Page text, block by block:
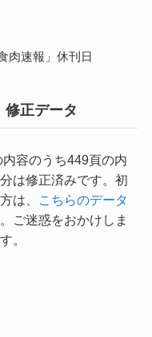
肉速報」休刊日
修正データ
容のうち449頁の内
は修正済みです。初
は、
こちらのデータ
ご迷惑をおかけしま
。